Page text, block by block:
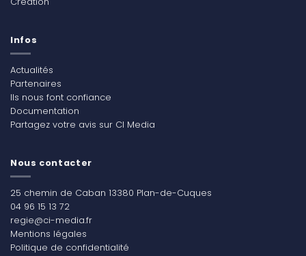
Infos
Actualités
Partenaires
Ils nous font confiance
Documentation
Partagez votre avis sur CI Media
Nous contacter
25 chemin de Caban 13380 Plan-de-Cuques
04 96 15 13 72
regie@ci-media.fr
Mentions légales
Politique de confidentialité